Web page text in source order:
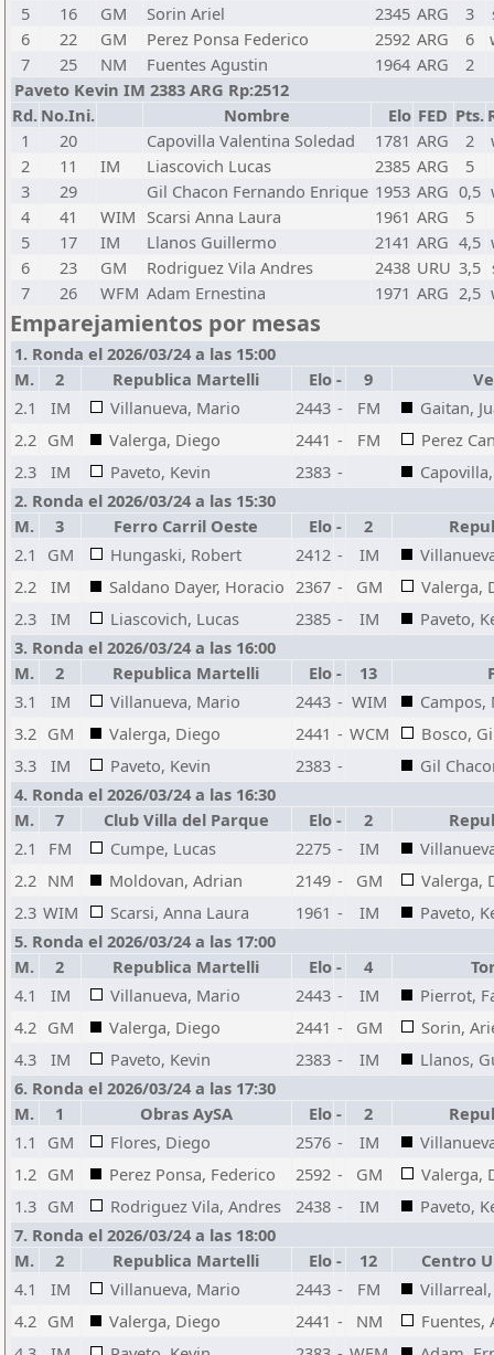
5
16 GM Sorin Ariel 2345 ARG 3
6
22 GM Perez Ponsa Federico 2592 ARG 6
7
25 NM Fuentes Agustin 1964 ARG
2
Paveto Kevin IM 2383 ARG Rp:2512
Rd. No.Ini. Nombre Elo FED Pts.
1
20 Capovilla Valentina Soledad 1781 ARG 2
2
11 IM Liascovich Lucas 2385 ARG
5
3
29 Gil Chacon Fernando Enrique 1953 ARG 0,5
4
41 WIM Scarsi Anna Laura 1961 ARG
5
5
17 IM Llanos Guillermo 2141 ARG 4,5
6
23 GM Rodriguez Vila Andres 2438 URU 3,5
7
26 WFM Adam Ernestina 1971 ARG 2,5
Emparejamientos por mesas
1. Ronda el 2026/03/24 a las 15:00
M.
2 Republica Martelli Elo - 9
2.1
IM Villanueva, Mario 2443 - FM
Gaitan,
2.2 GM Valerga, Diego 2441 - FM
Perez
2.3
IM Paveto, Kevin 2383 -
2. Ronda el 2026/03/24 a las 15:30
M.
3 Ferro Carril Oeste Elo - 2
2.1
GM Hungaski, Robert 2412 - IM
2.2
IM Saldano Dayer, Horacio 2367 - GM
Valerga,
2.3
IM Liascovich, Lucas 2385 - IM
Paveto,
3. Ronda el 2026/03/24 a las 16:00
M.
2 Republica Martelli Elo - 13
3.1
IM Villanueva, Mario 2443 - WIM
Campos,
3.2 GM Valerga, Diego 2441 - WCM
Bosco,
3.3
IM Paveto, Kevin 2383 -
Gil
4. Ronda el 2026/03/24 a las 16:30
M.
7 Club Villa del Parque Elo - 2
2.1
FM Cumpe, Lucas 2275 - IM
2.2 NM Moldovan, Adrian 2149 - GM
Valerga,
2.3 WIM Scarsi, Anna Laura 1961 - IM
Paveto,
5. Ronda el 2026/03/24 a las 17:00
M.
2 Republica Martelli Elo - 4
4.1
IM Villanueva, Mario 2443 - IM
Pierrot,
4.2 GM Valerga, Diego 2441 - GM
Sorin,
4.3
IM Paveto, Kevin 2383 - IM
Llanos,
6. Ronda el 2026/03/24 a las 17:30
M.
1 Obras AySA Elo - 2
1.1
GM Flores, Diego 2576 - IM
1.2 GM Perez Ponsa, Federico 2592 - GM
Valerga,
1.3 GM Rodriguez Vila, Andres 2438 - IM
Paveto,
7. Ronda el 2026/03/24 a las 18:00
M.
2 Republica Martelli Elo - 12
Centro
4.1
IM Villanueva, Mario 2443 - FM
4.2 GM Valerga, Diego 2441 - NM
Fuentes,